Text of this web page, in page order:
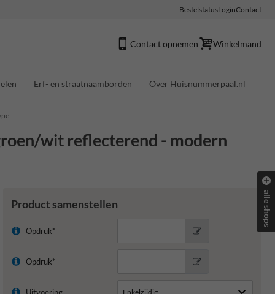
BestelstatusLoginContact
Contact opnemen Winkelmand
Erf- en straatnaamborden Over Huisnummerpaal.nl
wit reflecterend - modern
Product samenstellen
Opdruk*
Opdruk*
Uitvoering
alle shops